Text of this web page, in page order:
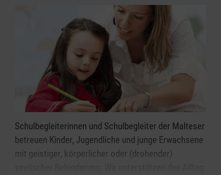
Schulbegleiterinnen und Schulbegleiter der Malteser
betreuen Kinder, Jugendliche und junge Erwachsene
mit geistiger, körperlicher oder (drohender)